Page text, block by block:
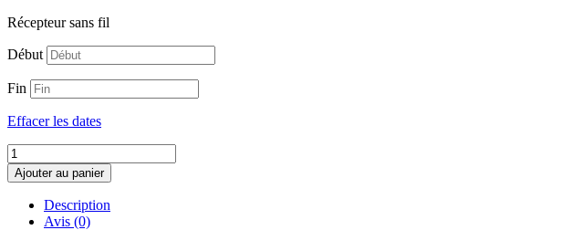
Récepteur sans fil
Début
Fin
Effacer les dates
quantité
de
Sennheiser
Ajouter au panier
Description
Avis (0)